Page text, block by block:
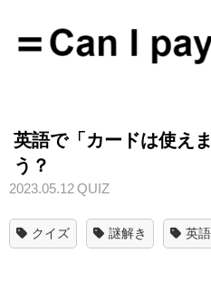
英語で「カードは使え
う？
2023.05.12QUIZ
クイズ 謎解き 英